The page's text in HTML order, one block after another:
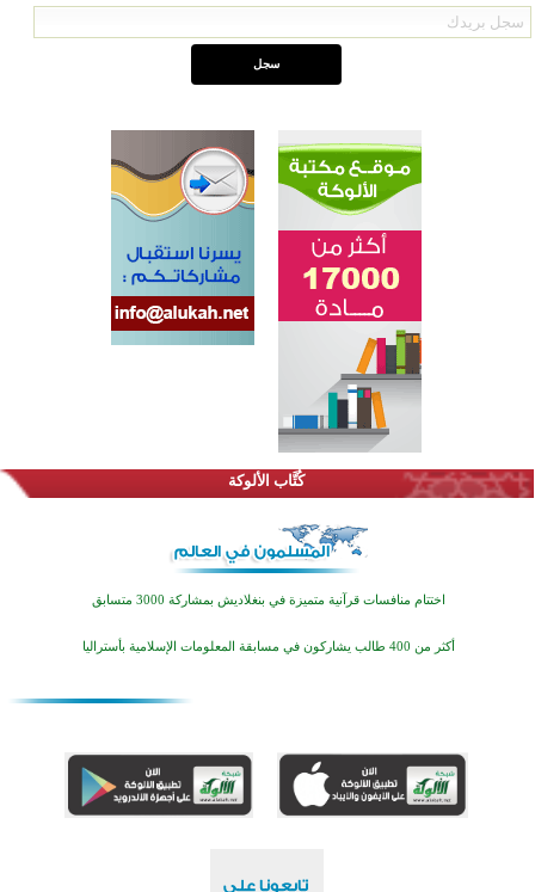
كُتَّاب الألوكة
اختتام منافسات قرآنية متميزة في بنغلاديش بمشاركة 3000 متسابق
أكثر من 400 طالب يشاركون في مسابقة المعلومات الإسلامية بأستراليا
أكبر مشروع إسلامي في ريف أستراليا يفتتح أبوابه بعد سنوات من العمل والعطاء
اختتام الدورة التاسعة لمسابقة حفظ وتلاوة القرآن الكريم في أزناكاييف